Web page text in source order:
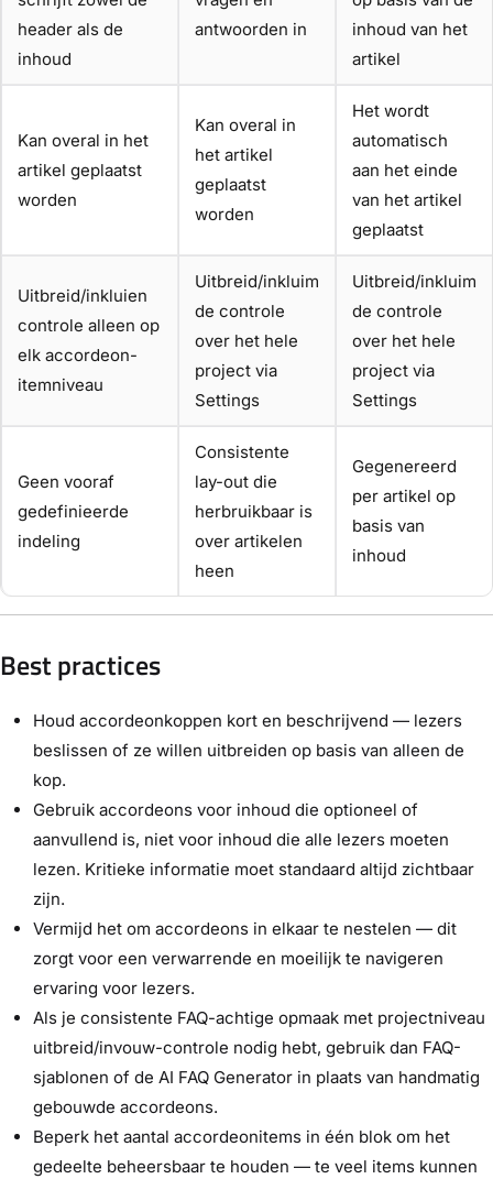
header als de
inhoud
antwoorden in
inhoud van het
artikel
Kan overal in het
artikel geplaatst
worden
Kan overal in
het artikel
geplaatst
worden
Het wordt
automatisch
aan het einde
van het artikel
geplaatst
Uitbreid/inkluien
controle alleen op
elk accordeon-
itemniveau
Uitbreid/inkluim
de controle
over het hele
project via
Settings
Uitbreid/inkluim
de controle
over het hele
project via
Settings
Geen vooraf
gedefinieerde
indeling
Consistente
lay-out die
herbruikbaar is
over artikelen
heen
Gegenereerd
per artikel op
basis van
inhoud
Best practices
Houd accordeonkoppen kort en beschrijvend — lezers
beslissen of ze willen uitbreiden op basis van alleen de
kop.
Gebruik accordeons voor inhoud die optioneel of
aanvullend is, niet voor inhoud die alle lezers moeten
lezen. Kritieke informatie moet standaard altijd zichtbaar
zijn.
Vermijd het om accordeons in elkaar te nestelen — dit
zorgt voor een verwarrende en moeilijk te navigeren
ervaring voor lezers.
Als je consistente FAQ-achtige opmaak met projectniveau
uitbreid/invouw-controle nodig hebt, gebruik dan FAQ-
sjablonen of de AI FAQ Generator in plaats van handmatig
gebouwde accordeons.
Beperk het aantal accordeonitems in één blok om het
gedeelte beheersbaar te houden — te veel items kunnen